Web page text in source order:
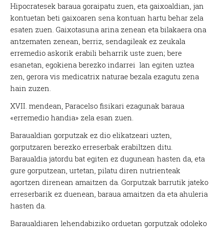
Hipocratesek baraua goraipatu zuen, eta gaixoaldian, jan
kontuetan beti gaixoaren sena kontuan hartu behar zela
esaten zuen. Gaixotasuna arina zenean eta bilakaera ona
antzematen zenean, berriz, sendagileak ez zeukala
erremedio askorik erabili beharrik uste zuen; bere
esanetan, egokiena berezko indarrei lan egiten uztea
zen, gerora vis medicatrix naturae bezala ezagutu zena
hain zuzen.
XVII. mendean, Paracelso fisikari ezagunak baraua
«erremedio handia» zela esan zuen.
Baraualdian gorputzak ez dio elikatzeari uzten,
gorputzaren berezko erreserbak erabiltzen ditu.
Baraualdia jatordu bat egiten ez dugunean hasten da, eta
gure gorputzean, urtetan, pilatu diren nutrienteak
agortzen direnean amaitzen da. Gorputzak barrutik jateko
erreserbarik ez duenean, baraua amaitzen da eta ahuleria
hasten da.
Baraualdiaren lehendabiziko orduetan gorputzak odoleko